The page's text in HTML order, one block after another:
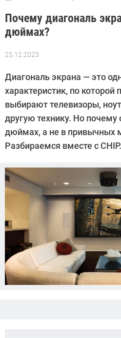
Почему диагональ
дюймах?
25.12.2023
Автор:
Иванов
Диагональ экрана — это
характеристик, по которой
выбирают телевизоры,
другую технику. Но почему
дюймах, а не в привычных
Разбираемся вместе с CHIP.